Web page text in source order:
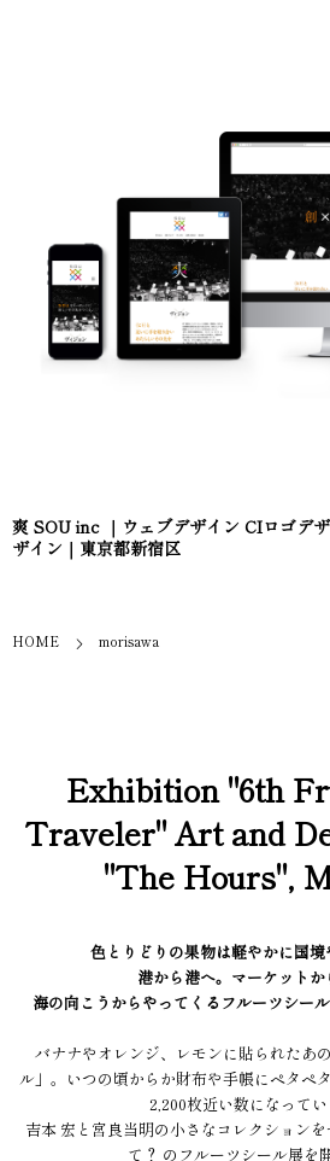
爽 SOU inc ｜ウェブデザイン CIロゴデ
ザイン｜東京都新宿区
HOME morisawa
Exhibition "6th
Traveler" Art and
"The Hours",
色とりどりの果物は軽やかに国境
港から港へ。マーケットか
海の向こうからやってくるフルーツシー
バナナやオレンジ、レモンに貼られたあ
ル」。いつの頃からか財布や手帳にペタペ
2,200枚近い数になってい
吉本 宏と宮良当明の小さなコレクション
て？ のフルーツシール展を